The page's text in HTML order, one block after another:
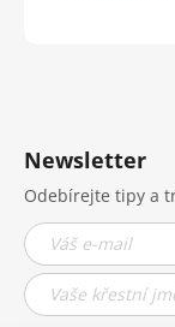
Newsletter
Odebírejte tipy a